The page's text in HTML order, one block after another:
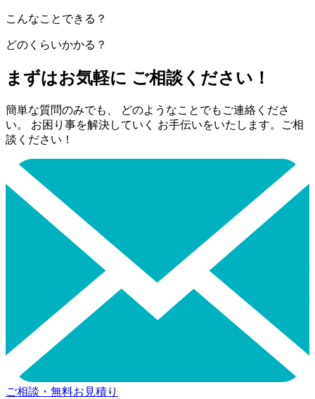
こんなことできる？
どのくらいかかる？
まずはお気軽に ご相談ください！
簡単な質問のみでも、 どのようなことでもご連絡くださ
い。 お困り事を解決していく お手伝いをいたします。ご相
談ください！
ご相談・無料お見積り